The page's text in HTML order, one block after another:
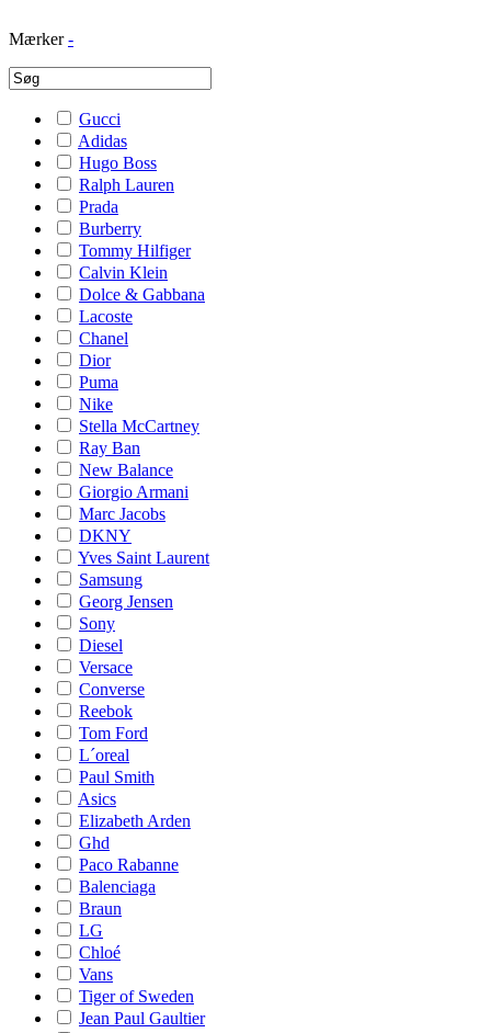
Mærker -
Gucci
Adidas
Hugo Boss
Ralph Lauren
Prada
Burberry
Tommy Hilfiger
Calvin Klein
Dolce & Gabbana
Lacoste
Chanel
Dior
Puma
Nike
Stella McCartney
Ray Ban
New Balance
Giorgio Armani
Marc Jacobs
DKNY
Yves Saint Laurent
Samsung
Georg Jensen
Sony
Diesel
Versace
Converse
Reebok
Tom Ford
L´oreal
Paul Smith
Asics
Elizabeth Arden
Ghd
Paco Rabanne
Balenciaga
Braun
LG
Chloé
Vans
Tiger of Sweden
Jean Paul Gaultier